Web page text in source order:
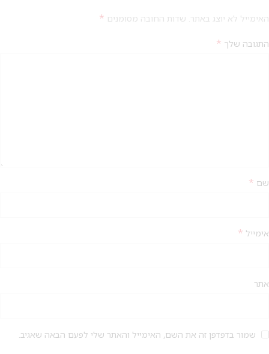
האימייל לא יוצג באתר. שדות החובה מסומנים *
התגובה שלך *
שם *
אימייל *
אתר
שמור בדפדפן זה את השם, האימייל והאתר שלי לפעם הבאה שאגיב.